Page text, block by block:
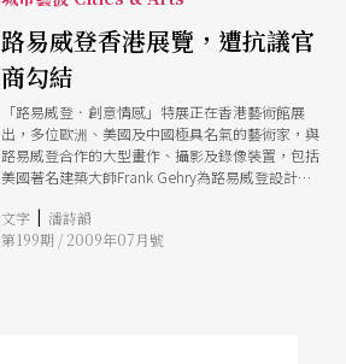
路易威登香港展覽，遭抗議官
商勾結
「路易威登．創意情感」特展正在香港藝術館展
出，多位歐洲、美國及中國極具名氣的藝術家，與
路易威登合作的大型畫作、攝影及錄像裝置，包括
美國著名建築大師Frank Gehry為路易威登設計的
策展決策與經費使用的不透明，也引發了「官商勾
結」的抗議之聲。
文字 | 潘詩韻
第199期 / 2009年07月號